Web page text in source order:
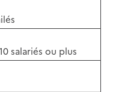
salariés ou plus